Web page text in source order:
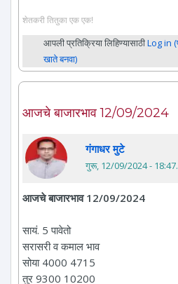
शेतकरी तितुका एक एक!
आपली प्रतिक्रिया लिहिण्यासाठीLog in
खाते बनवा)
आजचे बाजारभाव 12/09/2024
गंगाधर मुटे
गुरू, 12/09/2024 - 18:47
आजचे बाजारभाव 12/09/2024
सायं. 5 पावेतो
सरासरी व कमाल भाव
सोया 4000 4715
तुर 9300 10200